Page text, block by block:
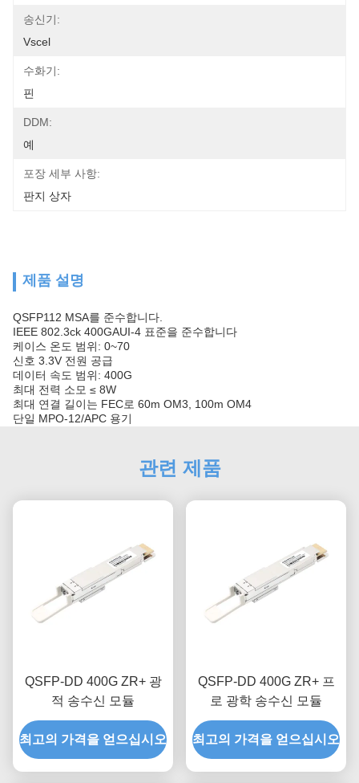
송신기:
Vscel
수화기:
핀
DDM:
예
포장 세부 사항:
판지 상자
제품 설명
QSFP112 MSA를 준수합니다.
IEEE 802.3ck 400GAUI-4 표준을 준수합니다
케이스 온도 범위: 0~70
신호 3.3V 전원 공급
데이터 속도 범위: 400G
최대 전력 소모 ≤ 8W
최대 연결 길이는 FEC로 60m OM3, 100m OM4
단일 MPO-12/APC 용기
관련 제품
QSFP-DD 400G ZR+ 광
적 송수신 모듈
최고의 가격을 얻으십시오
QSFP-DD 400G ZR+ 프
로 광학 송수신 모듈
최고의 가격을 얻으십시오